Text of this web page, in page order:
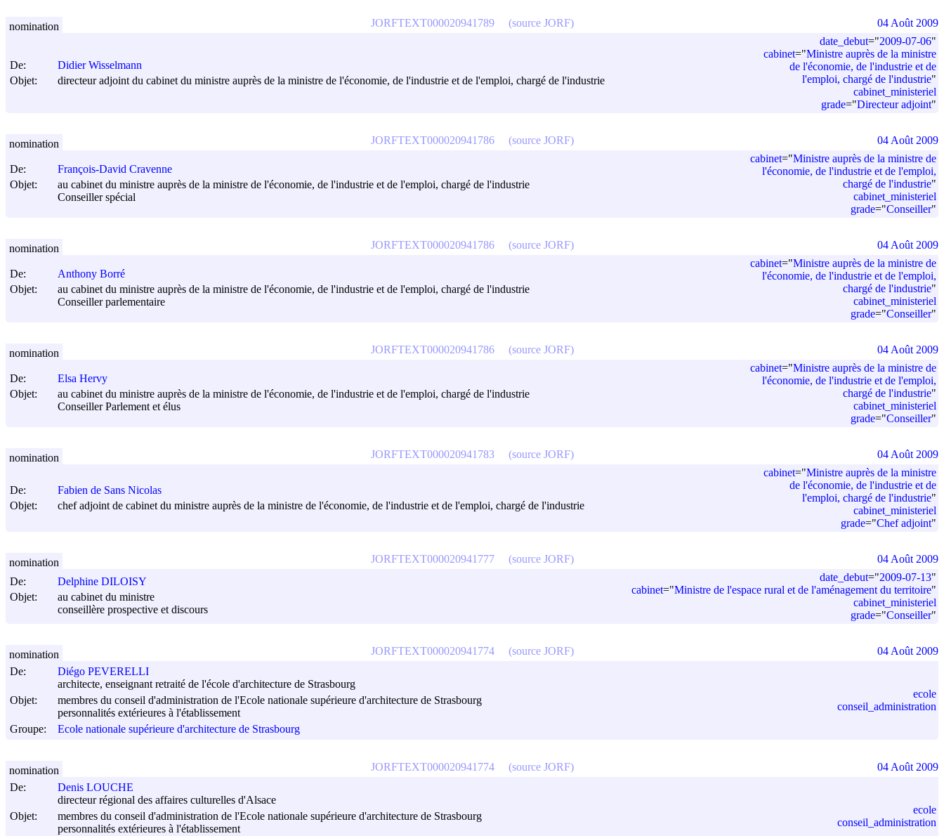
De:
Didier Wisselmann
Objet:
directeur adjoint du cabinet du ministre auprès de la ministre de l'économie, de l'industrie et de l'emploi, chargé de l'industrie
date_debut="2009-07-06"
cabinet="Ministre auprès de la ministre
de l'économie, de l'industrie et de
l'emploi, chargé de l'industrie"
cabinet_ministeriel
grade="Directeur adjoint"
JORFTEXT000020941789 (source JORF)
nomination 04 Août 2009
De:
François-David Cravenne
Objet:
au cabinet du ministre auprès de la ministre de l'économie, de l'industrie et de l'emploi, chargé de l'industrie
Conseiller spécial
cabinet="Ministre auprès de la ministre de
l'économie, de l'industrie et de l'emploi,
chargé de l'industrie"
cabinet_ministeriel
grade="Conseiller"
JORFTEXT000020941786 (source JORF)
nomination 04 Août 2009
De:
Anthony Borré
Objet:
au cabinet du ministre auprès de la ministre de l'économie, de l'industrie et de l'emploi, chargé de l'industrie
Conseiller parlementaire
cabinet="Ministre auprès de la ministre de
l'économie, de l'industrie et de l'emploi,
chargé de l'industrie"
cabinet_ministeriel
grade="Conseiller"
JORFTEXT000020941786 (source JORF)
nomination 04 Août 2009
De:
Elsa Hervy
Objet:
au cabinet du ministre auprès de la ministre de l'économie, de l'industrie et de l'emploi, chargé de l'industrie
Conseiller Parlement et élus
cabinet="Ministre auprès de la ministre de
l'économie, de l'industrie et de l'emploi,
chargé de l'industrie"
cabinet_ministeriel
grade="Conseiller"
JORFTEXT000020941786 (source JORF)
nomination 04 Août 2009
De:
Fabien de Sans Nicolas
Objet:
chef adjoint de cabinet du ministre auprès de la ministre de l'économie, de l'industrie et de l'emploi, chargé de l'industrie
cabinet="Ministre auprès de la ministre
de l'économie, de l'industrie et de
l'emploi, chargé de l'industrie"
cabinet_ministeriel
grade="Chef adjoint"
JORFTEXT000020941783 (source JORF)
nomination 04 Août 2009
De:
Delphine DILOISY
Objet:
au cabinet du ministre
conseillère prospective et discours
date_debut="2009-07-13"
cabinet="Ministre de l'espace rural et de l'aménagement du territoire"
cabinet_ministeriel
grade="Conseiller"
JORFTEXT000020941777 (source JORF)
nomination 04 Août 2009
De:
Diégo PEVERELLI
architecte, enseignant retraité de l'école d'architecture de Strasbourg
Objet:
membres du conseil d'administration de l'Ecole nationale supérieure d'architecture de Strasbourg
personnalités extérieures à l'établissement
Groupe:
Ecole nationale supérieure d'architecture de Strasbourg
ecole
conseil_administration
JORFTEXT000020941774 (source JORF)
nomination 04 Août 2009
De:
Denis LOUCHE
directeur régional des affaires culturelles d'Alsace
Objet:
membres du conseil d'administration de l'Ecole nationale supérieure d'architecture de Strasbourg
personnalités extérieures à l'établissement
ecole
conseil_administration
JORFTEXT000020941774 (source JORF)
nomination 04 Août 2009